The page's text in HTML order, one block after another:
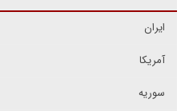
ایران
آمریکا
سوریه